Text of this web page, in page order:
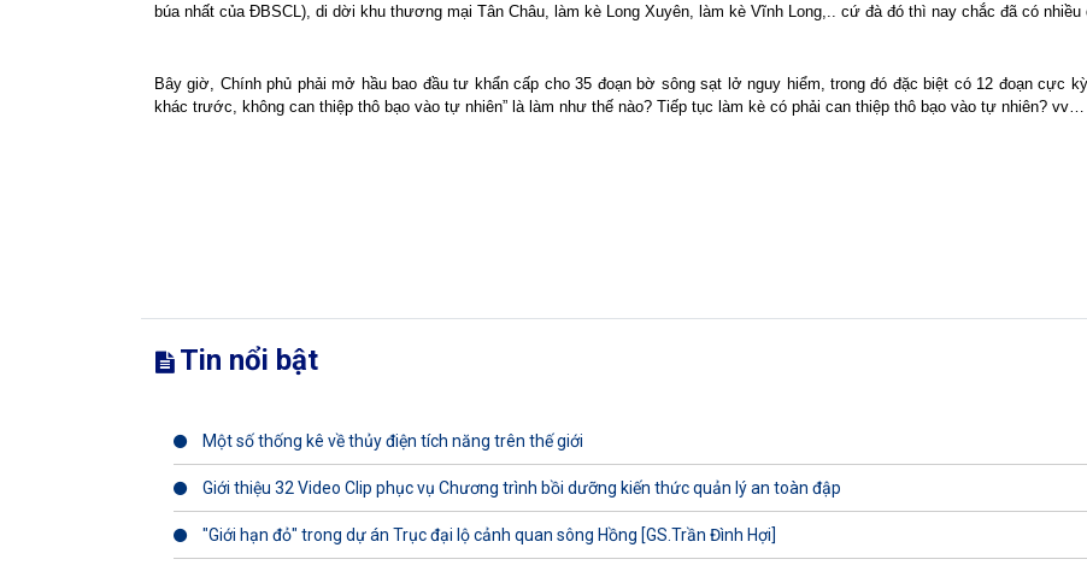
búa nhất của ĐBSCL), di dời khu thương mại Tân Châu, làm kè Long Xuyên, làm kè Vĩnh Long,.. cứ đà đó thì nay chắc đã có
Bây giờ, Chính phủ phải mở hầu bao đầu tư khẩn cấp cho 35 đoạn bờ sông sạt lở nguy hiểm, trong đó đặc biệt có 12 đoạn cực
khác trước, không can thiệp thô bạo vào tự nhiên” là làm như thế nào? Tiếp tục làm kè có phải can thiệp thô bạo vào tự nhiên? vv…
Tin nổi bật
Một số thống kê về thủy điện tích năng trên thế giới
Giới thiệu 32 Video Clip phục vụ Chương trình bồi dưỡng kiến thức quản lý an toàn đập
"Giới hạn đỏ" trong dự án Trục đại lộ cảnh quan sông Hồng [GS.Trần Đình Hợi]